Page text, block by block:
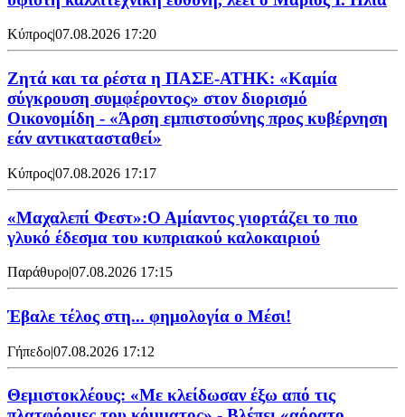
Κύπρος|07.08.2026 17:20
Ζητά και τα ρέστα η ΠΑΣΕ-ΑΤΗΚ: «Καμία
σύγκρουση συμφέροντος» στον διορισμό
Οικονομίδη - «Άρση εμπιστοσύνης προς κυβέρνηση
εάν αντικατασταθεί»
Κύπρος|07.08.2026 17:17
«Μαχαλεπί Φεστ»:Ο Αμίαντος γιορτάζει το πιο
γλυκό έδεσμα του κυπριακού καλοκαιριού
Παράθυρο|07.08.2026 17:15
Έβαλε τέλος στη... φημολογία o Μέσι!
Γήπεδο|07.08.2026 17:12
Θεμιστοκλέους: «Με κλείδωσαν έξω από τις